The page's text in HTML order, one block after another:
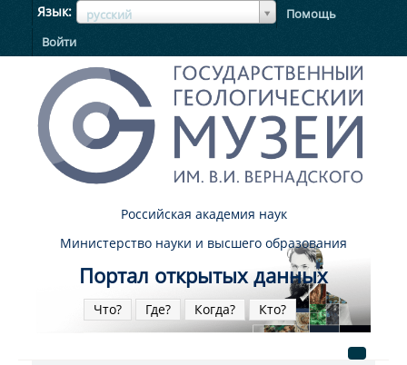
Язык русский
ЯзыкЯзык
Помощь
Войти
Российская академия наук
Министерство науки и высшего образования
Портал открытых данных
Что? Где? Когда? Кто?